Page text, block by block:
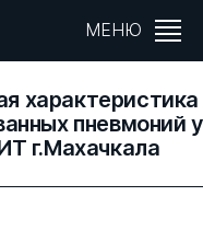
МЕНЮ
характеристика
пневмоний у
г.Махачкала